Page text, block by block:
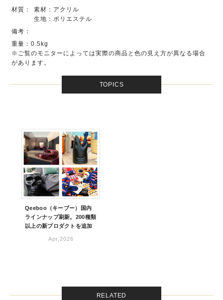
材質：
素材：アクリル
生地：ポリエステル
備考：
重量：0.5kg
※ご覧のモニターによっては実際の商品と色の見え方が異なる場合
があります。
TOPICS
Qeeboo（キーブー）国内
ラインナップ刷新。200種類
以上の新プロダクトを追加
Apr,2026
RELATED